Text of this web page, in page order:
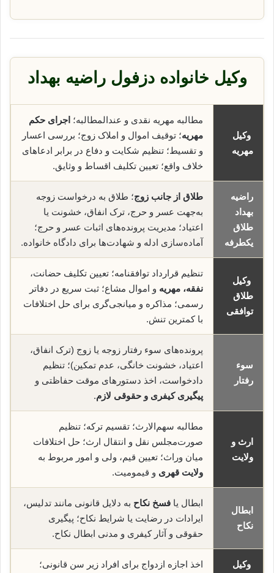
وکیل خانواده دزفول راضیه بهداد
وکیل
مهریه
مطالبه مهریه نقدی و عندالمطالبه؛ اجرای حکم
مهریه؛ توقیف اموال و املاک زوج؛ بررسی اعسار
و تقسیط؛ تنظیم شکایت و دفاع در برابر ادعاهای
خلاف واقع؛ تعیین تکلیف اقساط و وثایق.
راضیه
بهداد
طلاق
یکطرفه
طلاق از جانب زوج؛ طلاق به درخواست زوجه
به‌جهت عسر و حرج، ترک انفاق، خشونت یا
اعتیاد؛ مدیریت پرونده‌های اثبات عسر و حرج؛
آماده‌سازی ادله و شهادت‌ها برای دادگاه خانواده.
وکیل
طلاق
توافقی
تنظیم قرارداد توافقنامه؛ تعیین تکلیف حضانت،
نفقه، مهریه و اموال مشاع؛ ثبت سریع در دفاتر
رسمی؛ مذاکره و میانجی‌گری برای حل اختلافات
با کمترین تنش.
سوء
رفتار
پرونده‌های سوء رفتار زوجه یا زوج (ترک انفاق،
اعتیاد، خشونت خانگی، عدم تمکین)؛ تنظیم
دادخواست، اخذ دستورهای موقت حفاظتی و
پیگیری کیفری و حقوقی لازم.
ارث و
ولایت
مطالبه سهم‌الارث؛ تقسیم ترکه؛ تنظیم
صورت‌مجلس نقل و انتقال ارث؛ حل اختلافات
میان وراث؛ تعیین قیم، ولی و امور مربوط به
ولایت قهری و قیمومیت.
ابطال
نکاح
ابطال یا فسخ نکاح به دلایل قانونی مانند تدلیس،
ایرادات در رضایت یا شرایط نکاح؛ پیگیری
حقوقی و آثار کیفری و مدنی ابطال نکاح.
وکیل
اخذ اجازه ازدواج برای افراد زیر سن قانونی؛